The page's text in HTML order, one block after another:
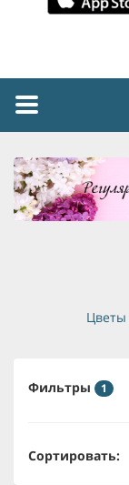
Toggle
Цветы
Фильтры 1
Сортировать: